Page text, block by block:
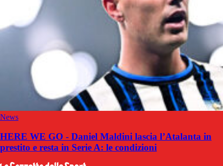
News
HERE WE GO - Daniel Maldini lascia l’Atalanta in
prestito e resta in Serie A: le condizioni